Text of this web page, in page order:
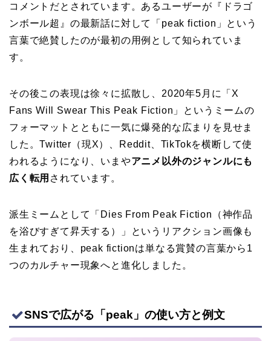
コメントだとされています。あるユーザーが『ドラゴ
ンボール超』の最新話に対して「peak fiction」という
言葉で絶賛したのが最初の用例として知られていま
す。
その後この表現は徐々に拡散し、2020年5月に「X
Fans Will Swear This Peak Fiction」というミームの
フォーマットとともに一気に爆発的な広まりを見せま
した。Twitter（現X）、Reddit、TikTokを横断して使
われるようになり、いまやアニメ以外のジャンルにも
広く転用 されています。
派生ミームとして「Dies From Peak Fiction（神作品
を浴びすぎて昇天する）」というリアクション画像も
生まれており、peak fictionは単なる賞賛の言葉から1
つのカルチャー現象へと進化しました。
SNSで広がる「peak」の使い方と例文